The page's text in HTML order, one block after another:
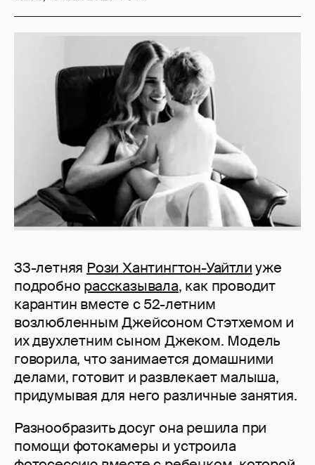
33-летняя Рози Хантингтон-Уайтлиуже
подробно рассказывала, как проводит
карантин вместе с 52-летним
возлюбленным Джейсоном Стэтхемом и
их двухлетним сыном Джеком. Модель
говорила, что занимается домашними
делами, готовит и развлекает малыша,
придумывая для него различные занятия.
Разнообразить досуг она решила при
помощи фотокамеры и устроила